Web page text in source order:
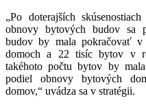
„Po doterajších
obnovy bytových budov sa
budov by mala pokračovať
domoch a 22 tisíc bytov v
takéhoto počtu bytov by
podiel obnovy bytových
domov,“ uvádza sa v stratégii.